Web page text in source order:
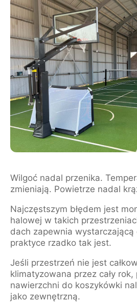
Wilgoć nadal przenika.
zmieniają. Powietrze nadal
Najczęstszym błędem jest
halowej w takich
dach zapewnia wystarczającą
praktyce rzadko tak jest.
Jeśli przestrzeń nie jest
klimatyzowana przez cały
nawierzchni do koszykówki
jako zewnętrzną.